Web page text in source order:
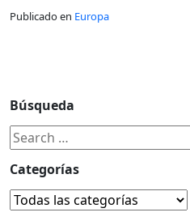
Publicado en Europa
Búsqueda
Categorías